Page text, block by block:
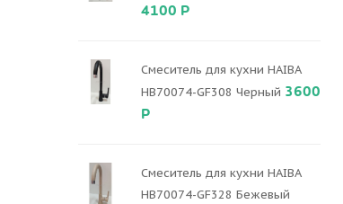
4100 Р
Смеситель для кухни HAIBA
HB70074-GF308 Черный 3600
Р
Смеситель для кухни HAIBA
HB70074-GF328 Бежевый